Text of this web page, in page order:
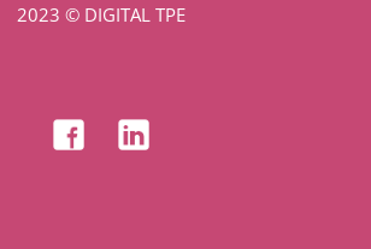
2023 © DIGITAL TPE